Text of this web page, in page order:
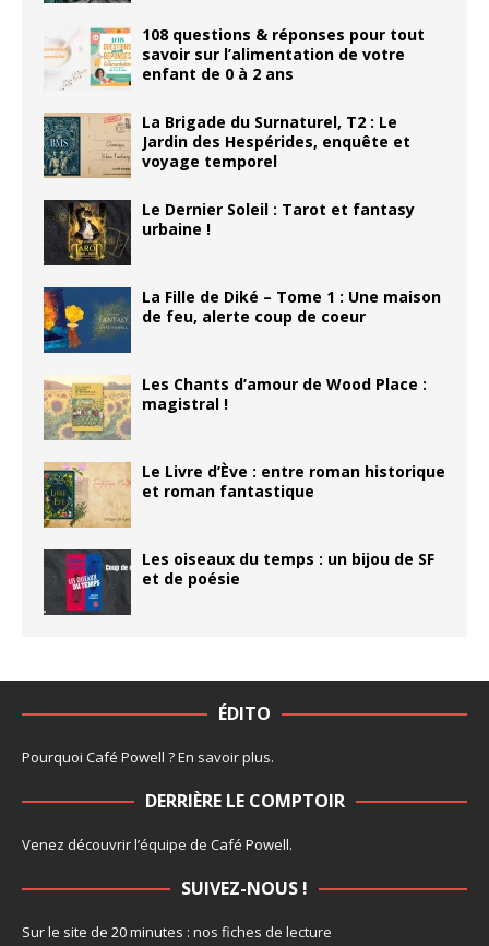
108 questions & réponses pour tout
savoir sur l’alimentation de votre
enfant de 0 à 2 ans
La Brigade du Surnaturel, T2 : Le
Jardin des Hespérides, enquête et
voyage temporel
Le Dernier Soleil : Tarot et fantasy
urbaine !
La Fille de Diké – Tome 1 : Une maison
de feu, alerte coup de coeur
Les Chants d’amour de Wood Place :
magistral !
Le Livre d’Ève : entre roman historique
et roman fantastique
Les oiseaux du temps : un bijou de SF
et de poésie
ÉDITO
Pourquoi Café Powell ?En savoir plus.
DERRIÈRE LE COMPTOIR
Venez découvrir l’équipe de Café Powell.
SUIVEZ-NOUS !
Sur le site de 20 minutes : nos fiches de lecture